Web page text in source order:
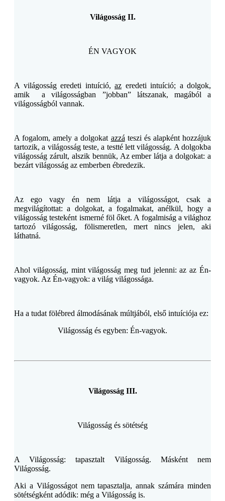
Világosság II.
ÉN VAGYOK
A világosság eredeti intuíció, az eredeti intuíció; a dolgok,
amik a világosságban ”jobban” látszanak, magából a
világosságból vannak.
A fogalom, amely a dolgokat azzá teszi és alapként hozzájuk
tartozik, a világosság teste, a testté lett világosság. A dolgokba
világosság zárult, alszik bennük, Az ember látja a dolgokat: a
bezárt világosság az emberben ébredezik.
Az ego vagy én nem látja a világosságot, csak a
megvilágítottat: a dolgokat, a fogalmakat, anélkül, hogy a
világosság testeként ismerné föl őket. A fogalmiság a világhoz
tartozó világosság, fölismeretlen, mert nincs jelen, aki
láthatná.
Ahol világosság, mint világosság meg tud jelenni: az az Én-
vagyok. Az Én-vagyok: a világ világossága.
Ha a tudat fölébred álmodásának múltjából, első intuíciója ez:
Világosság és egyben: Én-vagyok.
Világosság III.
Világosság és sötétség
A Világosság: tapasztalt Világosság. Másként nem
Világosság.
Aki a Világosságot nem tapasztalja, annak számára minden
sötétségként adódik: még a Világosság is.